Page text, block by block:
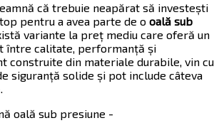
că trebuie neapărat să investești
pentru a avea parte de o oală sub
variante la preț mediu care oferă un
între calitate, performanță și
construite din materiale durabile, vin cu
siguranță solide și pot include câteva